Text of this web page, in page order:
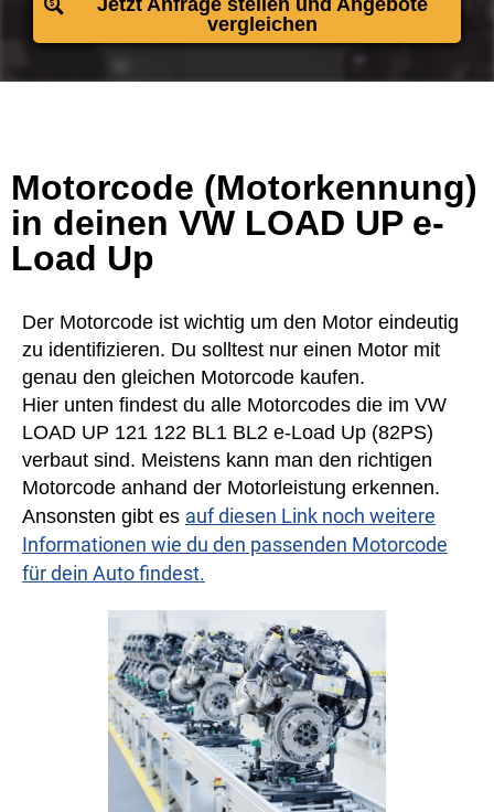
Jetzt Anfrage stellen und Angebote
vergleichen
Motorcode (Motorkennung)
in deinen VW LOAD UP e-
Load Up
Der Motorcode ist wichtig um den Motor eindeutig
zu identifizieren. Du solltest nur einen Motor mit
genau den gleichen Motorcode kaufen.
Hier unten findest du alle Motorcodes die im VW
LOAD UP 121 122 BL1 BL2 e-Load Up (82PS)
verbaut sind. Meistens kann man den richtigen
Motorcode anhand der Motorleistung erkennen.
Ansonsten gibt es auf diesen Link noch weitere
Informationen wie du den passenden Motorcode
für dein Auto findest.